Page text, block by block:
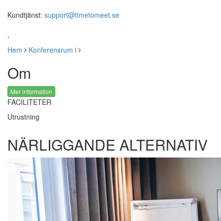
Kundtjänst: support@timetomeet.se
,
Hem
Konferensrum i
Om
Mer information
FACILITETER
Utrustning
NÄRLIGGANDE ALTERNATIV